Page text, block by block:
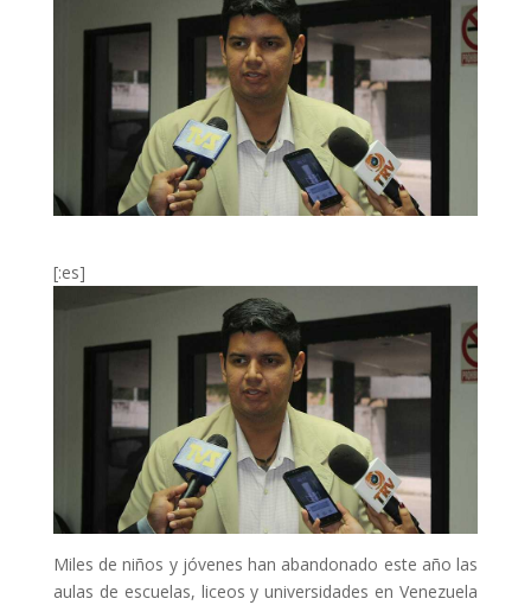
[:es]
Miles de niños y jóvenes han abandonado este año las
aulas de escuelas, liceos y universidades en Venezuela